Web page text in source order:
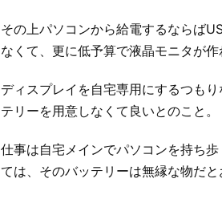
その上パソコンから給電するならば
なくて、更に低予算で液晶モニタが作
ディスプレイを自宅専用にするつも
テリーを用意しなくて良いとのこと。
仕事は自宅メインでパソコンを持ち
ては、そのバッテリーは無縁な物だと